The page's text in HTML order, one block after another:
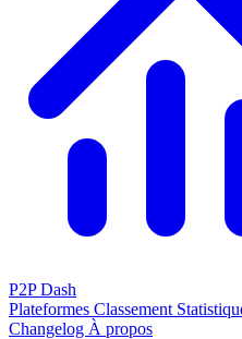
P2P Dash
Plateformes Classement
Changelog À propos